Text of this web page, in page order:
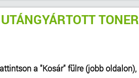
TONER
a "Kosár" fülre (jobb oldalon),